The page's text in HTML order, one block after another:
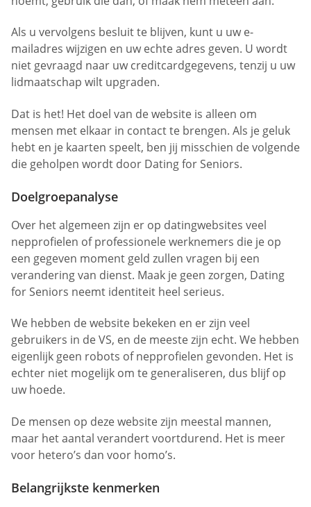
Als u vervolgens besluit te blijven, kunt u uw e-
mailadres wijzigen en uw echte adres geven. U wordt
niet gevraagd naar uw creditcardgegevens, tenzij u uw
lidmaatschap wilt upgraden.
Dat is het! Het doel van de website is alleen om
mensen met elkaar in contact te brengen. Als je geluk
hebt en je kaarten speelt, ben jij misschien de volgende
die geholpen wordt door Dating for Seniors.
Doelgroepanalyse
Over het algemeen zijn er op datingwebsites veel
nepprofielen of professionele werknemers die je op
een gegeven moment geld zullen vragen bij een
verandering van dienst. Maak je geen zorgen, Dating
for Seniors neemt identiteit heel serieus.
We hebben de website bekeken en er zijn veel
gebruikers in de VS, en de meeste zijn echt. We hebben
eigenlijk geen robots of nepprofielen gevonden. Het is
echter niet mogelijk om te generaliseren, dus blijf op
uw hoede.
De mensen op deze website zijn meestal mannen,
maar het aantal verandert voortdurend. Het is meer
voor hetero’s dan voor homo’s.
Belangrijkste kenmerken